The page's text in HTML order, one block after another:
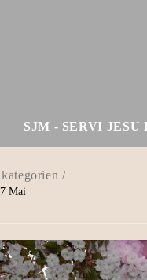
SJM - SERVI
7 Mai